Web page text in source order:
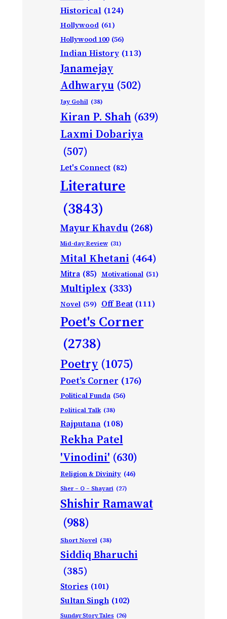
Historical (124)
Hollywood (61)
Hollywood 100 (56)
Indian History (113)
Janamejay
Adhwaryu (502)
Jay Gohil (38)
Kiran P. Shah (639)
Laxmi Dobariya
(507)
Let's Connect (82)
Literature
(3843)
Mayur Khavdu (268)
Mid-day Review (31)
Mital Khetani (464)
Mitra (85) Motivational (51)
Multiplex (333)
Novel (59) Off Beat (111)
Poet's Corner
(2738)
Poetry (1075)
Poet’s Corner (176)
Political Funda (56)
Political Talk (38)
Rajputana (108)
Rekha Patel
'Vinodini' (630)
Religion & Divinity (46)
Sher – O – Shayari (27)
Shishir Ramawat
(988)
Short Novel (38)
Siddiq Bharuchi
(385)
Stories (101)
Sultan Singh (102)
Sunday Story Tales (26)